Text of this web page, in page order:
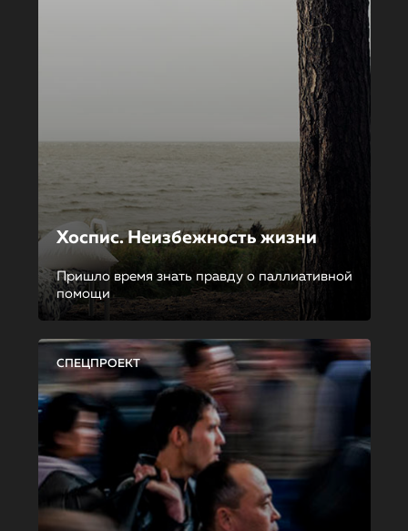
Хоспис. Неизбежность жизни
Пришло время знать правду о паллиативной
помощи
СПЕЦПРОЕКТ